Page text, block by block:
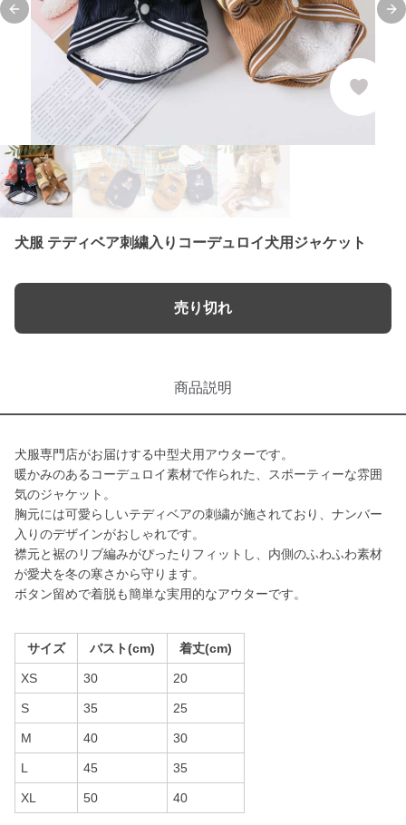
Previous slide
犬服 テディベア刺繍入りコーデュロイ犬用ジャケット
売り切れ
商品説明
犬服専門店がお届けする中型犬用アウターです。
暖かみのあるコーデュロイ素材で作られた、スポーティーな雰囲
気のジャケット。
胸元には可愛らしいテディベアの刺繍が施されており、ナンバー
入りのデザインがおしゃれです。
襟元と裾のリブ編みがぴったりフィットし、内側のふわふわ素材
が愛犬を冬の寒さから守ります。
ボタン留めで着脱も簡単な実用的なアウターです。
サイズ バスト(cm) 着丈(cm)
XS 30 20
S 35 25
M 40 30
L 45 35
XL 50 40